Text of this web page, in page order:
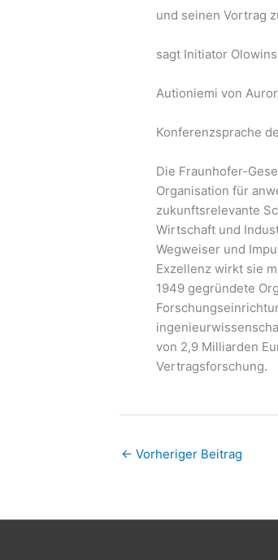
und seinen Vortrag
sagt Initiator
Autioniemi von
Konferenzsprache
Die Fraunhofer-
Organisation für
zukunftsrelevante
Wirtschaft und
Wegweiser und
Exzellenz wirkt sie
1949 gegründete
von 2,9 Milliarden
Vertragsforschung.
← Vorheriger Beitrag